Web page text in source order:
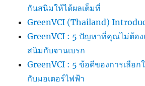
กันสนิมให้ได้ผลเต็มที่
GreenVCI (Thailand)
GreenVCI : 5 ปัญหาที่คุณไม่ต้อง
สนิมกับจานเบรก
GreenVCI : 5 ข้อดีของการเลือ
กับมอเตอร์ไฟฟ้า